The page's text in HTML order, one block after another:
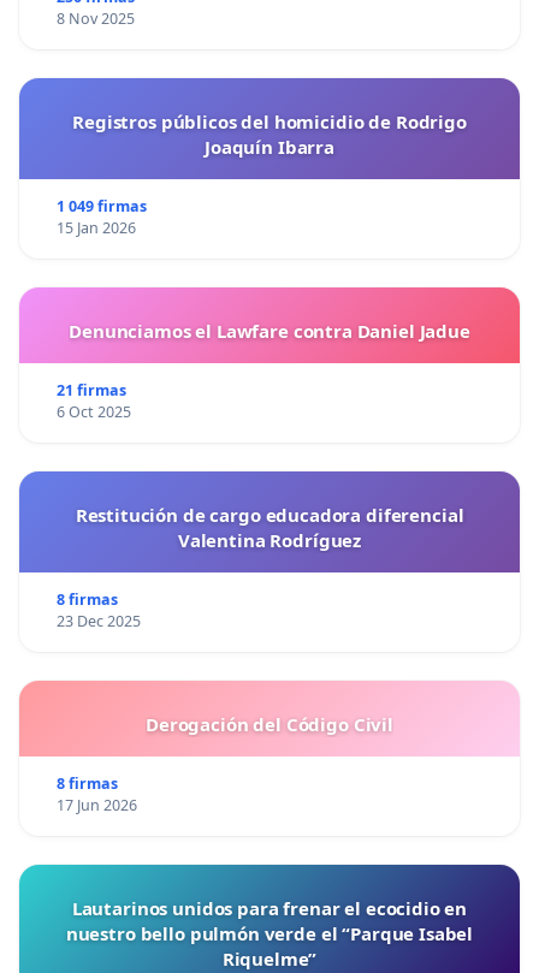
8 Nov 2025
Registros públicos del homicidio de Rodrigo
Joaquín Ibarra
1 049 firmas
15 Jan 2026
Denunciamos el Lawfare contra Daniel Jadue
21 firmas
6 Oct 2025
Restitución de cargo educadora diferencial
Valentina Rodríguez
8 firmas
23 Dec 2025
Derogación del Código Civil
8 firmas
17 Jun 2026
Lautarinos unidos para frenar el ecocidio en
nuestro bello pulmón verde el “Parque Isabel
Riquelme”